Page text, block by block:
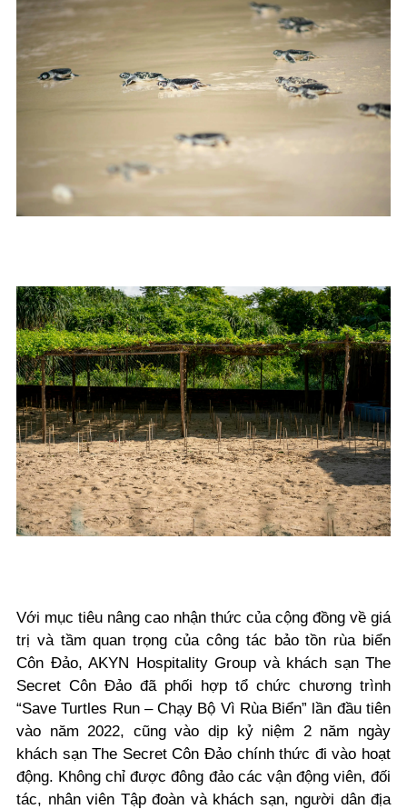
Với mục tiêu nâng cao nhận thức của cộng đồng về giá
trị và tầm quan trọng của công tác bảo tồn rùa biển
Côn Đảo, AKYN Hospitality Group và khách sạn The
Secret Côn Đảo đã phối hợp tổ chức chương trình
“Save Turtles Run – Chạy Bộ Vì Rùa Biển” lần đầu tiên
vào năm 2022, cũng vào dịp kỷ niệm 2 năm ngày
khách sạn The Secret Côn Đảo chính thức đi vào hoạt
động. Không chỉ được đông đảo các vận động viên, đối
tác, nhân viên Tập đoàn và khách sạn, người dân địa